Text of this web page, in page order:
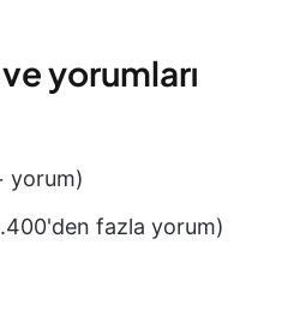
yorumları
yorum)
fazla yorum)